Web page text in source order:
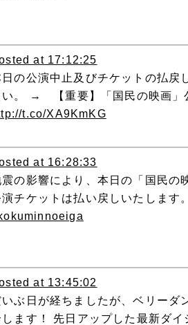
at 17:12:25
日の公演中止及びチケットの払戻
い。 → 【重要】「国民の映画」
t.co/XA9KmKG
at 16:28:33
震の影響により、本日の「国民の
演チケットは払い戻しいたします
at 13:45:02
いぶ日が経ちましたが、ベリーダ
します！ 先日アップした最新ダ